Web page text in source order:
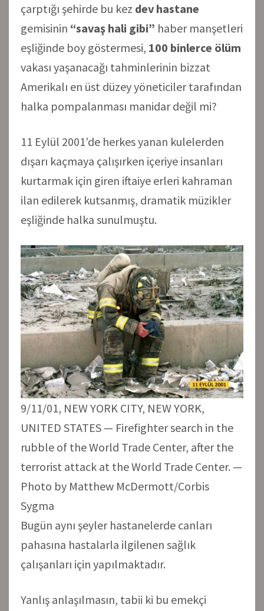
çarptığı şehirde bu kez dev hastane
gemisinin “savaş hali gibi” haber manşetleri
eşliğinde boy göstermesi, 100 binlerce ölüm
vakası yaşanacağı tahminlerinin bizzat
Amerikalı en üst düzey yöneticiler tarafından
halka pompalanması manidar değil mi?
11 Eylül 2001’de herkes yanan kulelerden
dışarı kaçmaya çalışırken içeriye insanları
kurtarmak için giren iftaiye erleri kahraman
ilan edilerek kutsanmış, dramatik müzikler
eşliğinde halka sunulmuştu.
9/11/01, NEW YORK CITY, NEW YORK,
UNITED STATES — Firefighter search in the
rubble of the World Trade Center, after the
terrorist attack at the World Trade Center. —
Photo by Matthew McDermott/Corbis
Sygma
Bugün aynı şeyler hastanelerde canları
pahasına hastalarla ilgilenen sağlık
çalışanları için yapılmaktadır.
Yanlış anlaşılmasın, tabii ki bu emekçi